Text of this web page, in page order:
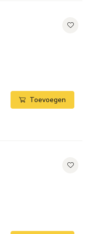
Toevoegen